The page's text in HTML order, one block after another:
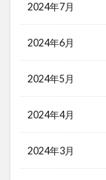
2024年7月
2024年6月
2024年5月
2024年4月
2024年3月